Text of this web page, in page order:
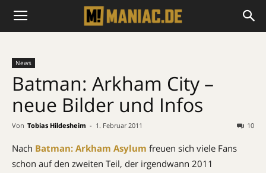
News
Batman: Arkham City –
neue Bilder und Infos
Von Tobias Hildesheim - 1. Februar 2011 10
Nach Batman: Arkham Asylum freuen sich viele Fans
schon auf den zweiten Teil, der irgendwann 2011